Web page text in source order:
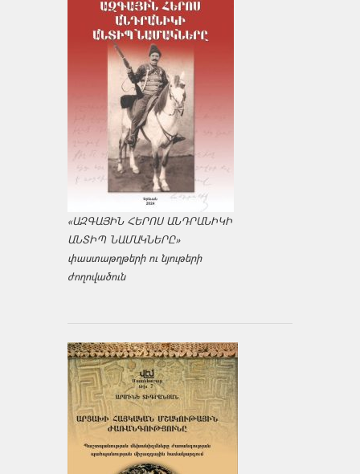
«ԱԶԳԱՅԻՆ ՀԵՐՈՍ ԱՆԴՐԱՆԻԿԻ
ԱՆՏԻՊ ՆԱՄԱԿՆԵՐԸ»
փաստաթղթերի ու նյութերի
ժողովածուն